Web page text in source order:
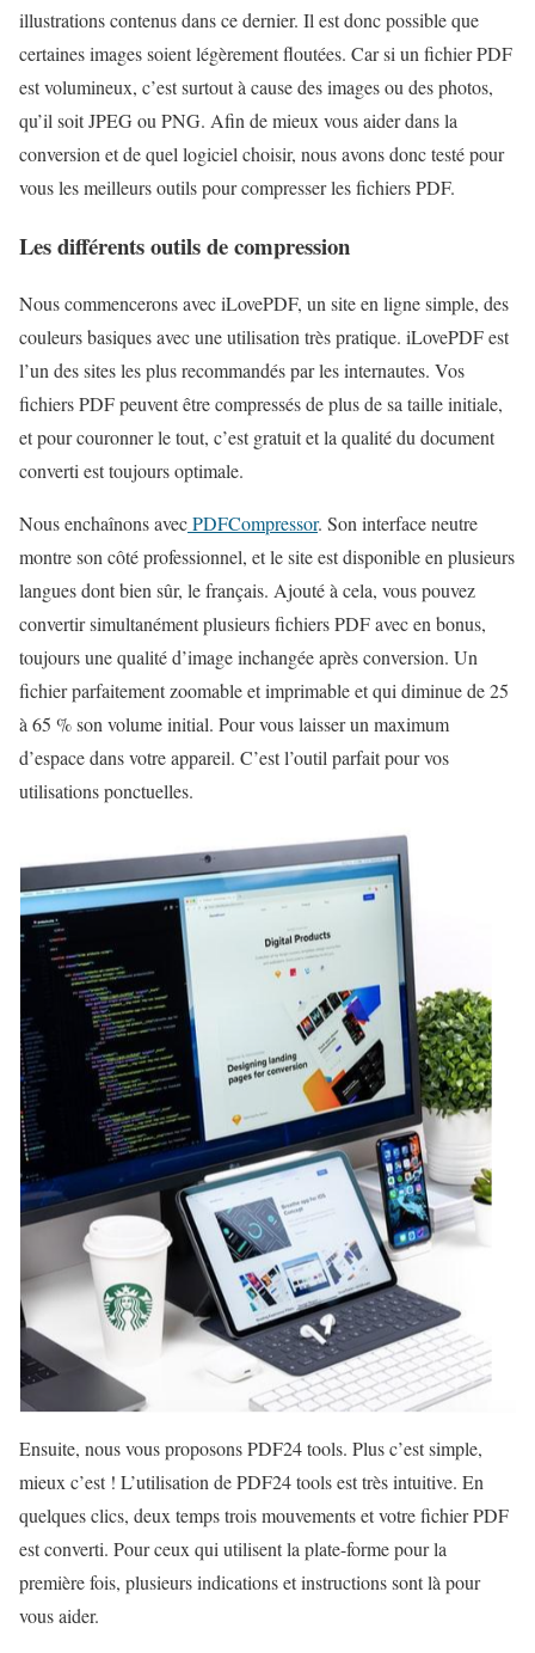
illustrations contenus dans ce dernier. Il est donc possible que
certaines images soient légèrement floutées. Car si un fichier PDF
est volumineux, c’est surtout à cause des images ou des photos,
qu’il soit JPEG ou PNG. Afin de mieux vous aider dans la
conversion et de quel logiciel choisir, nous avons donc testé pour
vous les meilleurs outils pour compresser les fichiers PDF.
Les différents outils de compression
Nous commencerons avec iLovePDF, un site en ligne simple, des
couleurs basiques avec une utilisation très pratique. iLovePDF est
l’un des sites les plus recommandés par les internautes. Vos
fichiers PDF peuvent être compressés de plus de sa taille initiale,
et pour couronner le tout, c’est gratuit et la qualité du document
converti est toujours optimale.
Nous enchaînons avecPDFCompressor. Son interface neutre
montre son côté professionnel, et le site est disponible en plusieurs
langues dont bien sûr, le français. Ajouté à cela, vous pouvez
convertir simultanément plusieurs fichiers PDF avec en bonus,
toujours une qualité d’image inchangée après conversion. Un
fichier parfaitement zoomable et imprimable et qui diminue de 25
à 65 % son volume initial. Pour vous laisser un maximum
d’espace dans votre appareil. C’est l’outil parfait pour vos
utilisations ponctuelles.
Ensuite, nous vous proposons PDF24 tools. Plus c’est simple,
mieux c’est ! L’utilisation de PDF24 tools est très intuitive. En
quelques clics, deux temps trois mouvements et votre fichier PDF
est converti. Pour ceux qui utilisent la plate-forme pour la
première fois, plusieurs indications et instructions sont là pour
vous aider.